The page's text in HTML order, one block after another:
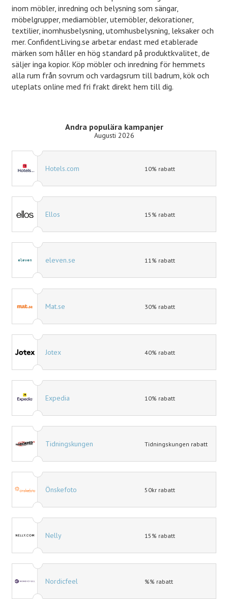
inom möbler, inredning och belysning som sängar,
möbelgrupper, mediamöbler, utemöbler, dekorationer,
textilier, inomhusbelysning, utomhusbelysning, leksaker och
mer. ConfidentLiving.se arbetar endast med etablerade
märken som håller en hög standard på produktkvalitet, de
säljer inga kopior. Köp möbler och inredning för hemmets
alla rum från sovrum och vardagsrum till badrum, kök och
uteplats online med fri frakt direkt hem till dig.
Andra populära kampanjer
Augusti 2026
Hotels.com 10% rabatt
Ellos 15% rabatt
eleven.se 11% rabatt
Mat.se 30% rabatt
Jotex 40% rabatt
Expedia 10% rabatt
Tidningskungen Tidningskungen rabatt
Önskefoto 50kr rabatt
Nelly 15% rabatt
Nordicfeel %% rabatt